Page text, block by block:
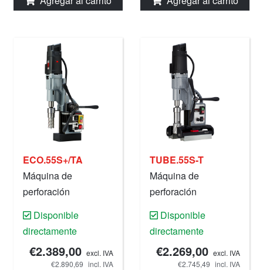
ECO.55S+/TA
Máquina de
perforación
220 V.
Disponible
directamente
€2.389,00 excl. IVA
€2.890,69 incl. IVA
TUBE.55S-T
Máquina de
perforación
220 V.
Disponible
directamente
€2.269,00 excl. IVA
€2.745,49 incl. IVA